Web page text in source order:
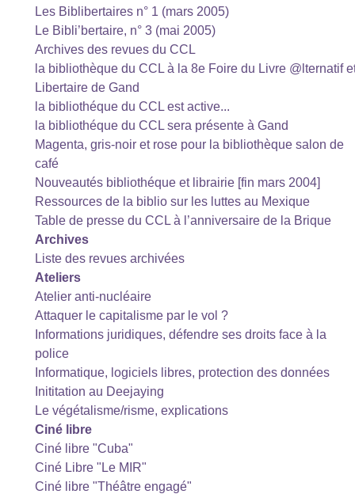
Les Biblibertaires n° 1 (mars 2005)
Le Bibli’bertaire, n° 3 (mai 2005)
Archives des revues du CCL
la bibliothèque du CCL à la 8e Foire du Livre @lternatif
Libertaire de Gand
la bibliothéque du CCL est active...
la bibliothéque du CCL sera présente à Gand
Magenta, gris-noir et rose pour la bibliothèque salon de
café
Nouveautés bibliothéque et librairie [fin mars 2004]
Ressources de la biblio sur les luttes au Mexique
Table de presse du CCL à l’anniversaire de la Brique
Archives
Liste des revues archivées
Ateliers
Atelier anti-nucléaire
Attaquer le capitalisme par le vol ?
Informations juridiques, défendre ses droits face à la
police
Informatique, logiciels libres, protection des données
Inititation au Deejaying
Le végétalisme/risme, explications
Ciné libre
Ciné libre "Cuba"
Ciné Libre "Le MIR"
Ciné libre "Théâtre engagé"